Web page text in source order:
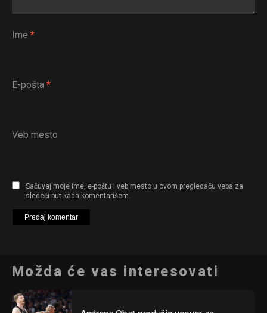
Ime *
E-pošta *
Veb mesto
Sačuvaj moje ime, e-poštu i veb mesto u ovom pregledaču veba za
sledeći put kada komentarišem.
Možda će vas interesovati